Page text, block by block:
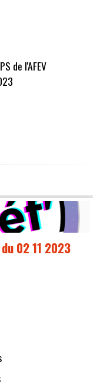
de l'AFEV
02 11 2023